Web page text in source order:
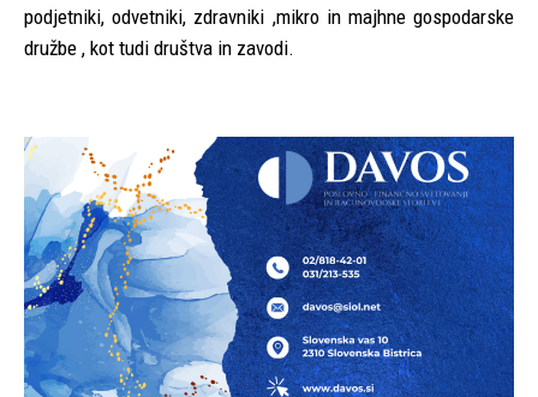
podjetniki, odvetniki, zdravniki ,mikro in majhne gospodarske
družbe , kot tudi društva in zavodi.